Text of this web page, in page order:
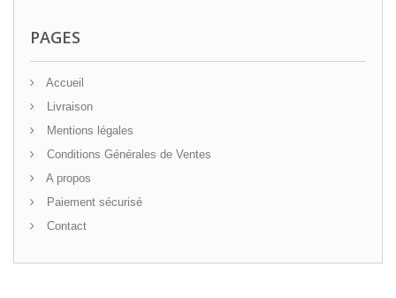
PAGES
Accueil
Livraison
Mentions légales
Conditions Générales de Ventes
A propos
Paiement sécurisé
Contact